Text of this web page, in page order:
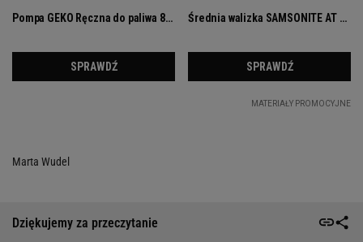
Marta Wudel
Dziękujemy za przeczytanie